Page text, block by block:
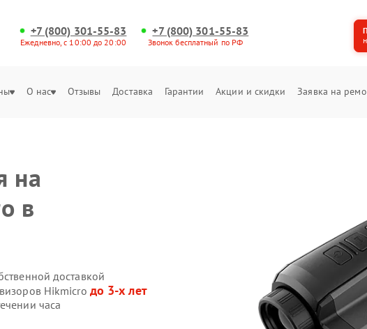
+7 (800) 301-55-83
Ежедневно, с 10:00 до 20:00
+7 (800) 301-55-83
Звонок бесплатный по РФ
О нас Отзывы Доставка Гарантии Акции и скидки Заявка на
на
в
доставкой
Hikmicro до 3-х лет
часа